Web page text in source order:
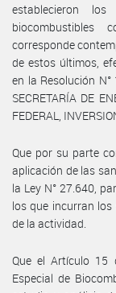
establecieron
biocombustibles
corresponde
de estos últimos,
en la Resolución
SECRETARÍA DE
FEDERAL,
Que por su parte
aplicación de las
la Ley N° 27.640,
los que incurran
de la actividad.
Que el Artículo 15
Especial de